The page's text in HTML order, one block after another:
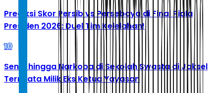
Prediksi Skor Persib vs Persebaya di Final Piala
Presiden 2026: Duel Tim Kelelahan!
10
Senpi hingga Narkoba di Sekolah Swasta di Jaksel
Ternyata Milik Eks Ketua Yayasan